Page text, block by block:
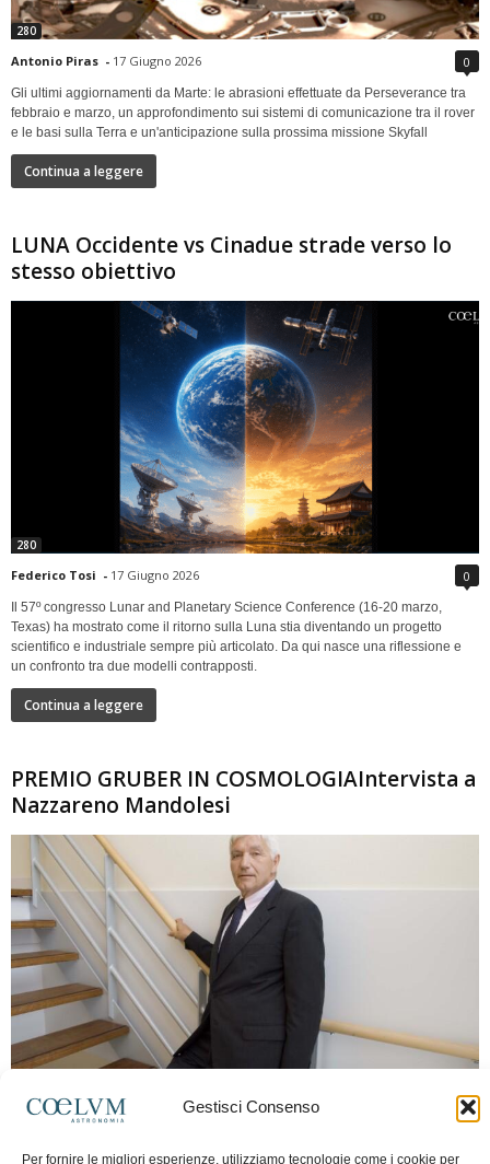
Gestisci Consenso
Per fornire le migliori esperienze, utilizziamo tecnologie come i cookie per
280
Antonio Piras - 17 Giugno 2026 0
Gli ultimi aggiornamenti da Marte: le abrasioni effettuate da Perseverance tra
febbraio e marzo, un approfondimento sui sistemi di comunicazione tra il rover
e le basi sulla Terra e un'anticipazione sulla prossima missione Skyfall
Continua a leggere
LUNA Occidente vs Cinadue strade verso lo
stesso obiettivo
280
Federico Tosi - 17 Giugno 2026 0
Il 57º congresso Lunar and Planetary Science Conference (16-20 marzo,
Texas) ha mostrato come il ritorno sulla Luna stia diventando un progetto
scientifico e industriale sempre più articolato. Da qui nasce una riflessione e
un confronto tra due modelli contrapposti.
Continua a leggere
PREMIO GRUBER IN COSMOLOGIAIntervista a
Nazzareno Mandolesi
Frida Paolella - 16 Giugno 2026 0
spaziale europea e della missione Planck. Il dialogo ripercorre i principali